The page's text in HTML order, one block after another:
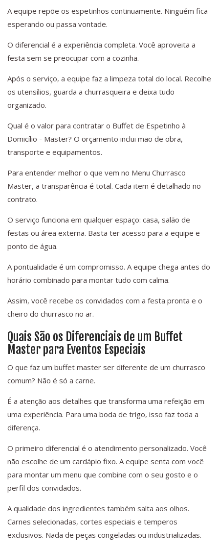
A equipe repõe os espetinhos continuamente. Ninguém fica
esperando ou passa vontade.
O diferencial é a experiência completa. Você aproveita a
festa sem se preocupar com a cozinha.
Após o serviço, a equipe faz a limpeza total do local. Recolhe
os utensílios, guarda a churrasqueira e deixa tudo
organizado.
Qual é o valor para contratar o Buffet de Espetinho à
Domicílio - Master? O orçamento inclui mão de obra,
transporte e equipamentos.
Para entender melhor o que vem no Menu Churrasco
Master, a transparência é total. Cada item é detalhado no
contrato.
O serviço funciona em qualquer espaço: casa, salão de
festas ou área externa. Basta ter acesso para a equipe e
ponto de água.
A pontualidade é um compromisso. A equipe chega antes do
horário combinado para montar tudo com calma.
Assim, você recebe os convidados com a festa pronta e o
cheiro do churrasco no ar.
Quais São os Diferenciais de um Buffet
Master para Eventos Especiais
O que faz um buffet master ser diferente de um churrasco
comum? Não é só a carne.
É a atenção aos detalhes que transforma uma refeição em
uma experiência. Para uma boda de trigo, isso faz toda a
diferença.
O primeiro diferencial é o atendimento personalizado. Você
não escolhe de um cardápio fixo. A equipe senta com você
para montar um menu que combine com o seu gosto e o
perfil dos convidados.
A qualidade dos ingredientes também salta aos olhos.
Carnes selecionadas, cortes especiais e temperos
exclusivos. Nada de peças congeladas ou industrializadas.